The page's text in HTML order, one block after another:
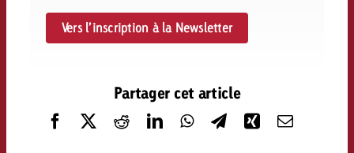
Vers l’inscription à la Newsletter
Partager cet article